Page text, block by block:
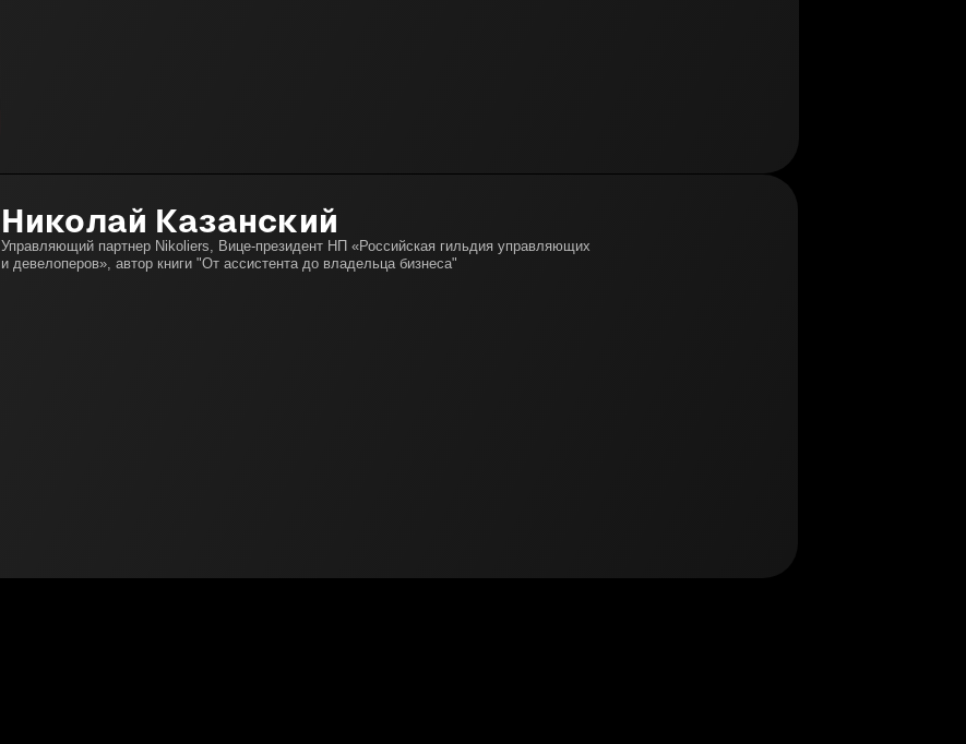
Николай Казанский
Управляющий партнер Nikoliers, Вице-президент НП «Российская гильдия управляющих
и девелоперов», автор книги "От ассистента до владельца бизнеса"